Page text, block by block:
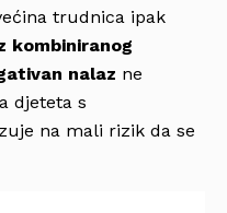
trudnica ipak
kombiniranog
nalaz ne
djeteta s
na mali rizik da se